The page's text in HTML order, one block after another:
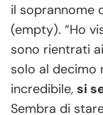
il soprannome
(empty). “Ho
sono rientrati
solo al decimo
incredibile, si
Sembra di